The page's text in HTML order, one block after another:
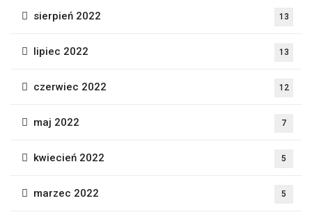
sierpień 2022 13
lipiec 2022 13
czerwiec 2022 12
maj 2022 7
kwiecień 2022 5
marzec 2022 5